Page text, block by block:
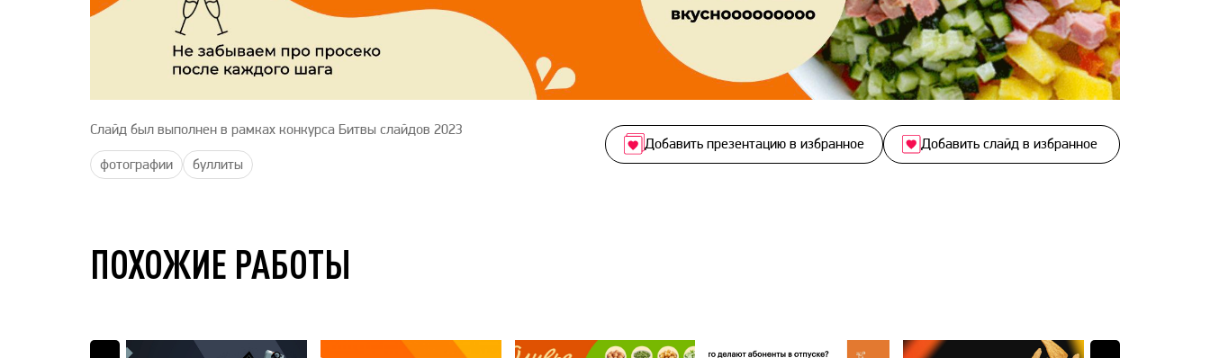
Слайд был выполнен в рамках конкурса Битвы слайдов 2023
фотографии буллиты
Добавить презентацию в избранное Добавить слайд в избранное
ПОХОЖИЕ РАБОТЫ